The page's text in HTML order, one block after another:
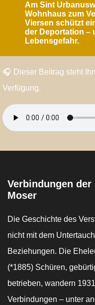
Am Sint
Wohnhaus zum
Viersen schützt
der Deportation –
Lebensgefahr.
🎧 Dieser Beitrag steht
Verfügung.
Verbindungen der
Moser
Die Geschichte des
nicht mit dem
Beziehungen. Die
(*1885) Schüren,
betrieben, wandern
Verbindungen – unter